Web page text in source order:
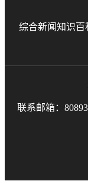
综合新闻知识百
联系邮箱：